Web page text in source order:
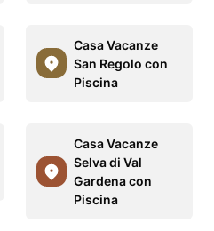
Casa Vacanze
San Regolo con
Piscina
Casa Vacanze
Selva di Val
Gardena con
Piscina